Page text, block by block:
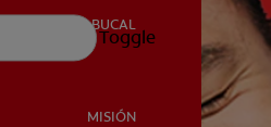
SALUD BUCAL
SALUD BUCAL
MISIÓN
Toggle